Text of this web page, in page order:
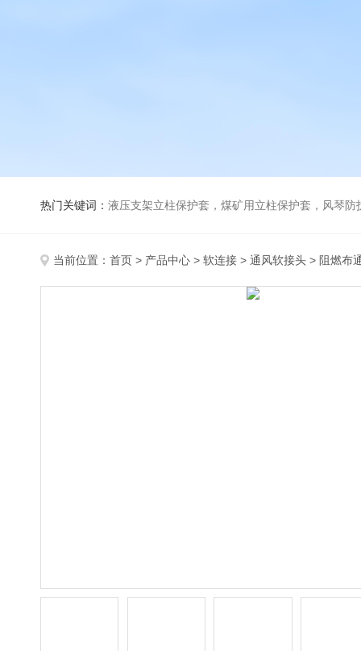
热门关键词： 液压支架立柱保护套，煤矿用立柱保护套，风琴
当前位置： 首页 > 产品中心 > 软连接 > 通风软接头 > 阻燃布